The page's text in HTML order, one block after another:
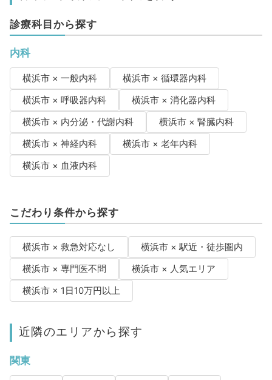
診療科目から探す
内科
横浜市 × 一般内科
横浜市 × 循環器内科
横浜市 × 呼吸器内科
横浜市 × 消化器内科
横浜市 × 内分泌・代謝内科
横浜市 × 腎臓内科
横浜市 × 神経内科
横浜市 × 老年内科
横浜市 × 血液内科
こだわり条件から探す
横浜市 × 救急対応なし
横浜市 × 駅近・徒歩圏内
横浜市 × 専門医不問
横浜市 × 人気エリア
横浜市 × 1日10万円以上
近隣のエリアから探す
関東